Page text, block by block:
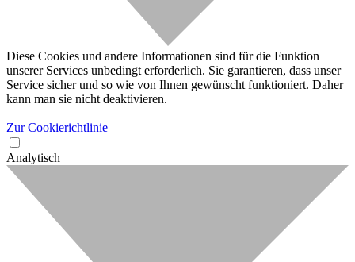
Diese Cookies und andere Informationen sind für die Funktion
unserer Services unbedingt erforderlich. Sie garantieren, dass unser
Service sicher und so wie von Ihnen gewünscht funktioniert. Daher
kann man sie nicht deaktivieren.
Zur Cookierichtlinie
Analytisch